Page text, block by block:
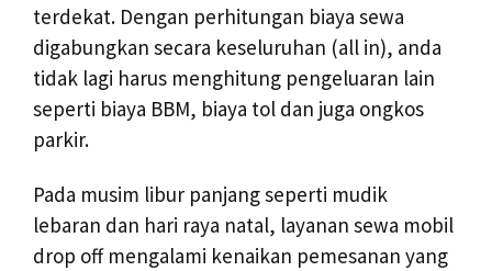
terdekat. Dengan perhitungan biaya sewa
digabungkan secara keseluruhan (all in), anda
tidak lagi harus menghitung pengeluaran lain
seperti biaya BBM, biaya tol dan juga ongkos
parkir.
Pada musim libur panjang seperti mudik
lebaran dan hari raya natal, layanan sewa mobil
drop off mengalami kenaikan pemesanan yang